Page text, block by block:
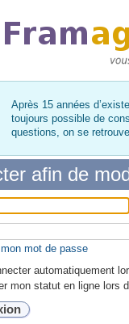
Après 15 années
toujours possible de
questions, on se
afin de
mon mot de passe
automatiquement
mon statut en ligne lors